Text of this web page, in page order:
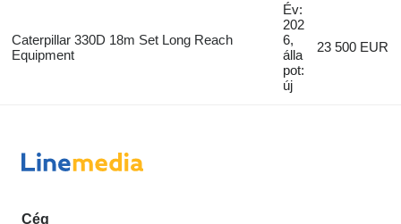
Caterpillar 330D 18m Set Long Reach
Equipment
Év:
202
6,
álla
pot:
új
23 500 EUR
Cég